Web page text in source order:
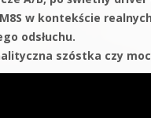
w kontekście
odsłuchu.
szóstka czy